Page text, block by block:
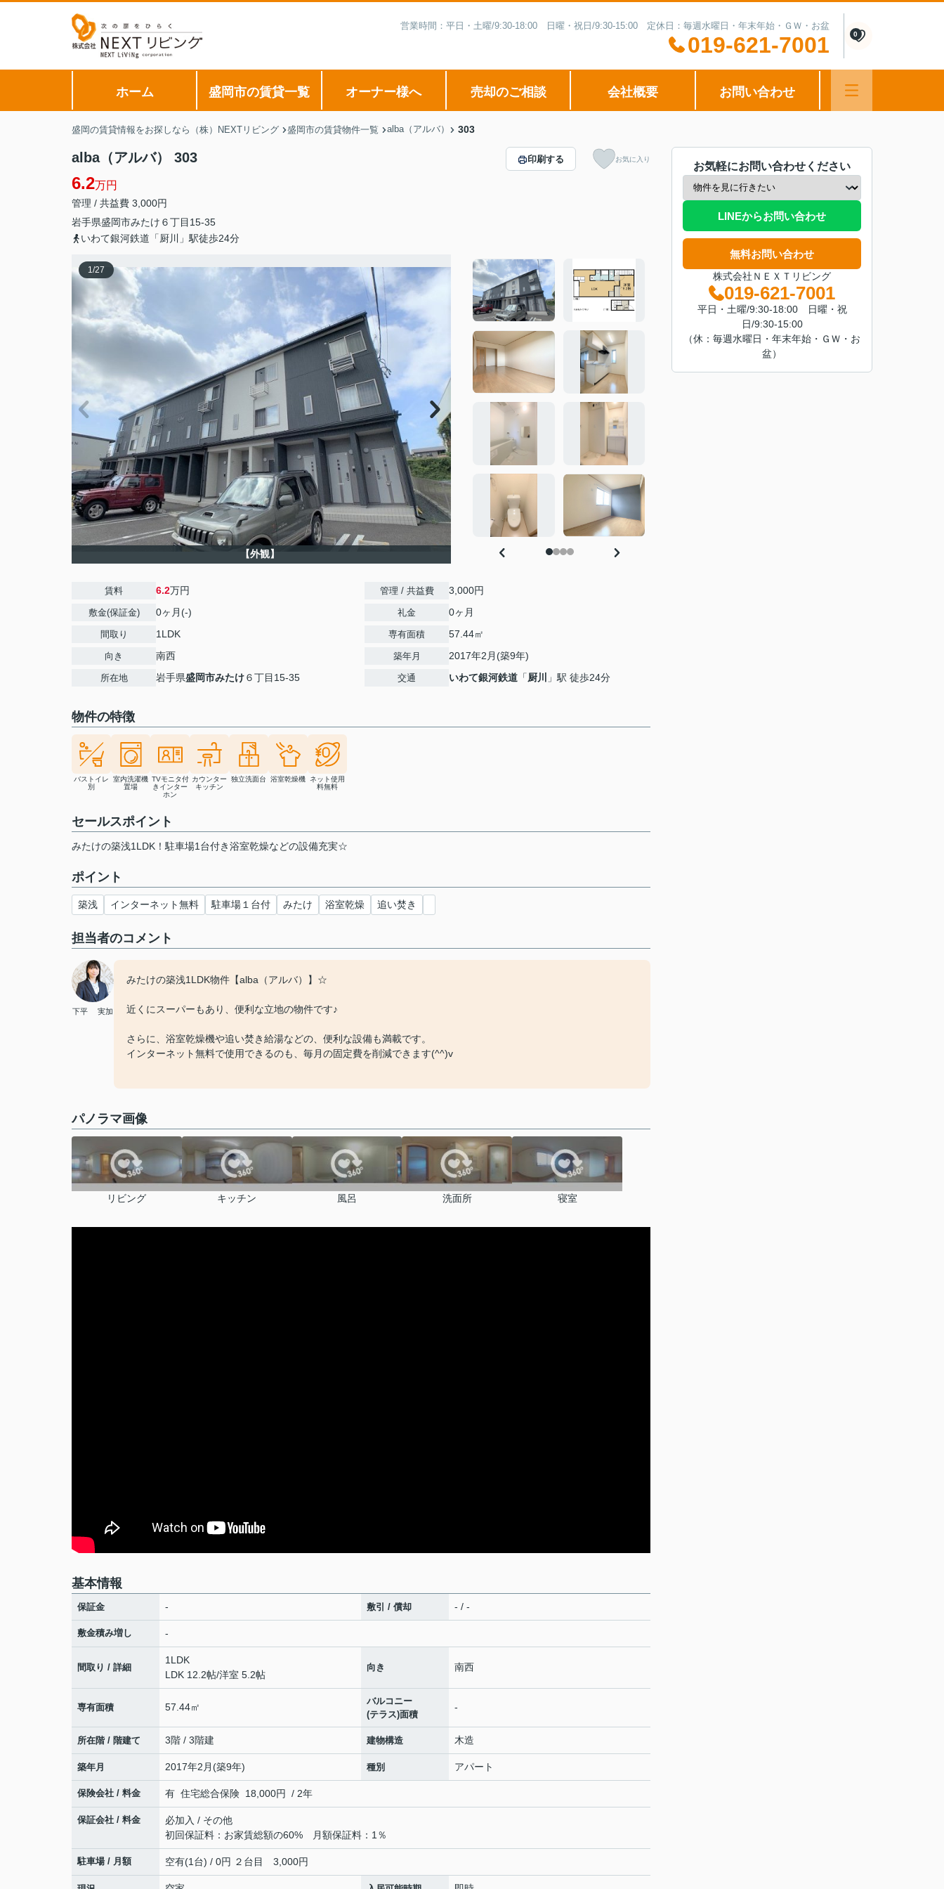
営業時間：平日・土曜/9:30-18:00 日曜・祝日/9:30-15:00 定休日：毎週水曜日・年末年始・ＧＷ・お盆
019-621-7001 0
ホーム 盛岡市の賃貸一覧 オーナー様へ 売却のご相談 会社概要 お問い合わせ
盛岡の賃貸情報をお探しなら（株）NEXTリビング 盛岡市の賃貸物件一覧 alba（アルバ） 303
alba（アルバ） 303
6.2万円
管理 / 共益費 3,000円
岩手県盛岡市みたけ ６丁目15-35
いわて銀河鉄道「厨川」駅徒歩24分
印刷する お気に入り
1/27
【外観】
賃料 6.2万円
敷金(保証金) 0ヶ月(-)
間取り 1LDK
向き 南西
所在地 岩手県盛岡市みたけ６丁目15-35
管理 / 共益費 3,000円
礼金 0ヶ月
専有面積 57.44㎡
築年月 2017年2月(築9年)
交通 いわて銀河鉄道 「厨川 」駅 徒歩24分
物件の特徴
バストイレ
別
室内洗濯機
置場
TVモニタ付
きインター
ホン
カウンター
キッチン
独立洗面台 浴室乾燥機 ネット使用
料無料
セールスポイント
みたけの築浅1LDK！駐車場1台付き浴室乾燥などの設備充実☆
ポイント
築浅 インターネット無料 駐車場１台付 みたけ 浴室乾燥 追い焚き
担当者のコメント
下平 実加
みたけの築浅1LDK物件【alba（アルバ）】☆
近くにスーパーもあり、便利な立地の物件です♪
さらに、浴室乾燥機や追い焚き給湯などの、便利な設備も満載です。
インターネット無料で使用できるのも、毎月の固定費を削減できます(^^)v
パノラマ画像
リビング キッチン 風呂 洗面所 寝室
基本情報
保証金 - 敷引 / 償却 - / -
敷金積み増し -
間取り / 詳細
1LDK
LDK 12.2帖/洋室 5.2帖
向き 南西
専有面積 57.44㎡
バルコニー
(テラス)面積
-
所在階 / 階建て 3階 / 3階建 建物構造 木造
築年月 2017年2月(築9年) 種別 アパート
保険会社 / 料金 有 住宅総合保険 18,000円 / 2年
保証会社 / 料金
必加入 / その他
初回保証料：お家賃総額の60% 月額保証料：1％
駐車場 / 月額 空有(1台) / 0円 ２台目 3,000円
お気軽にお問い合わせください
LINEからお問い合わせ
無料お問い合わせ
株式会社ＮＥＸＴリビング
019-621-7001
平日・土曜/9:30-18:00 日曜・祝
日/9:30-15:00
（休：毎週水曜日・年末年始・ＧＷ・お
盆）